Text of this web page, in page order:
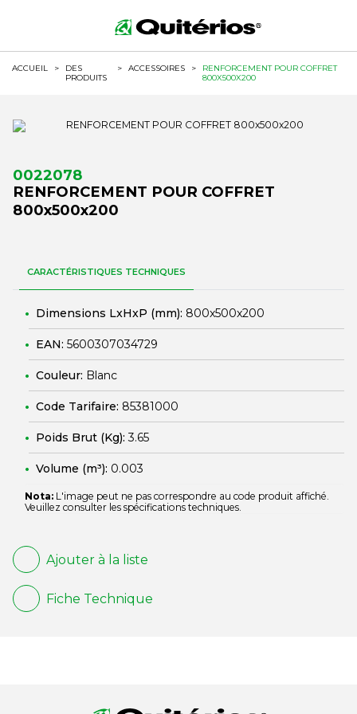
ACCUEIL >
DES
PRODUITS
> ACCESSOIRES >
RENFORCEMENT POUR COFFRET
800X500X200
0022078
RENFORCEMENT POUR COFFRET
800x500x200
CARACTÉRISTIQUES TECHNIQUES
Dimensions LxHxP (mm): 800x500x200
EAN: 5600307034729
Couleur: Blanc
Code Tarifaire: 85381000
Poids Brut (Kg):3.65
Volume (m³): 0.003
Nota: L'image peut ne pas correspondre au code produit affiché.
Veuillez consulter les spécifications techniques.
Ajouter à la liste
Fiche Technique